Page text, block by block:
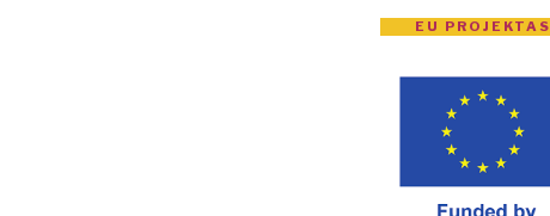
EU PROJEKTAS